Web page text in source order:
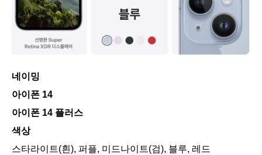
네이밍
아이폰 14
아이폰 14 플러스
색상
스타라이트(흰), 퍼플, 미드나이트(검), 블루, 레드